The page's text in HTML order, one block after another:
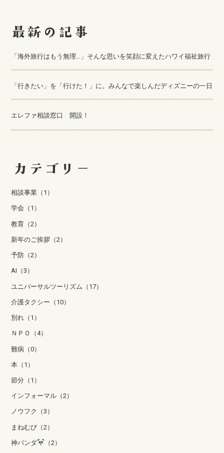
「海外旅行はもう無理…」そんな思いを笑顔に変えたハワイ福祉旅行
「行きたい」を「行けた！」に。みんなで楽しんだディズニーの一日
エレファ相談窓口 開設！
相談事業（1）
学会（1）
教育（2）
新年のご挨拶（2）
予防（2）
AI（3）
ユニバーサルツーリズム（17）
介護タクシー（10）
別れ（1）
ＮＰＯ（4）
難病（0）
本（1）
節分（1）
インフォーマル（2）
ノウフク（3）
まねむび（2）
神パンダ （2）